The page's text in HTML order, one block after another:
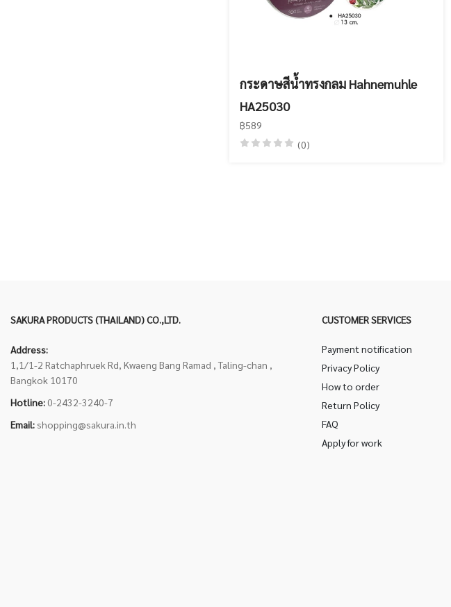
กระดาษสีน้ำทรงกลม Hahnemuhle
HA25030
฿589
(0)
SAKURA PRODUCTS (THAILAND) CO.,LTD.
Address:
1,1/1-2 Ratchaphruek Rd, Kwaeng Bang Ramad , Taling-chan ,
Bangkok 10170
Hotline: 0-2432-3240-7
Email: shopping@sakura.in.th
CUSTOMER SERVICES
Payment notification
Privacy Policy
How to order
Return Policy
FAQ
Apply for work